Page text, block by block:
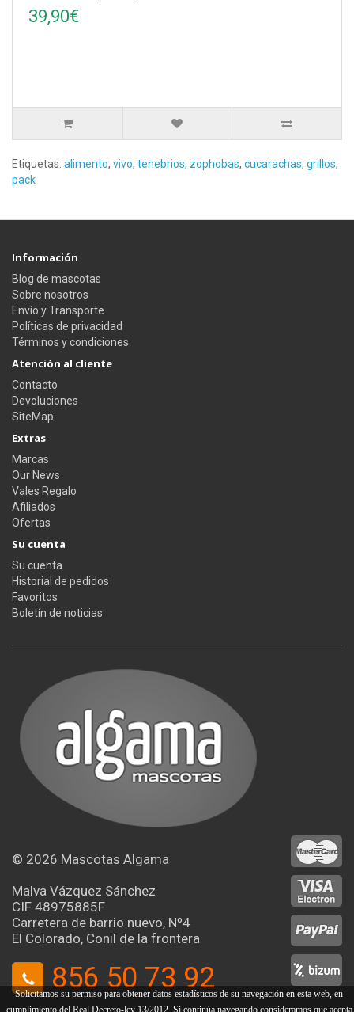
39,90€
Etiquetas: alimento, vivo, tenebrios, zophobas, cucarachas, grillos,
pack
Información
Blog de mascotas
Sobre nosotros
Envío y Transporte
Políticas de privacidad
Términos y condiciones
Atención al cliente
Contacto
Devoluciones
SiteMap
Extras
Marcas
Our News
Vales Regalo
Afiliados
Ofertas
Su cuenta
Su cuenta
Historial de pedidos
Favoritos
Boletín de noticias
© 2026 Mascotas Algama
Malva Vázquez Sánchez
CIF 48975885F
Carretera de barrio nuevo, Nº4
El Colorado, Conil de la frontera
856 50 73 92
Solicitamos su permiso para obtener datos estadísticos de su navegación en esta web, en
cumplimiento del Real Decreto-ley 13/2012. Si continúa navegando consideramos que acepta